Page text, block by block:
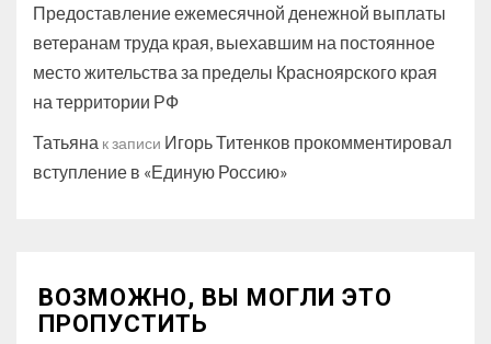
Предоставление ежемесячной денежной выплаты
ветеранам труда края, выехавшим на постоянное
место жительства за пределы Красноярского края
на территории РФ
Татьяна к записи Игорь Титенков прокомментировал
вступление в «Единую Россию»
ВОЗМОЖНО, ВЫ МОГЛИ ЭТО
ПРОПУСТИТЬ